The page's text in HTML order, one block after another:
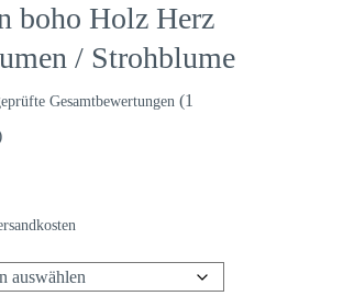
boho Holz Herz
/ Strohblume
Gesamtbewertungen (1